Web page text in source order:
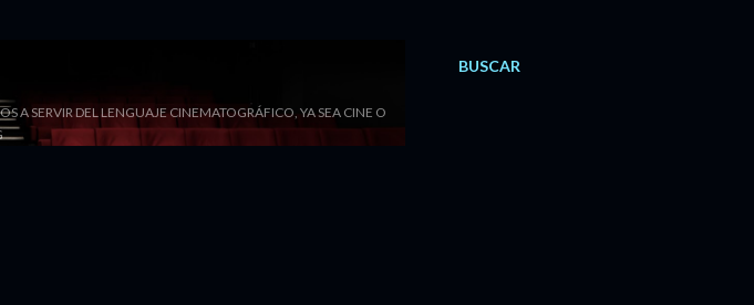
BUSCAR
A SERVIR DEL LENGUAJE CINEMATOGRÁFICO, YA SEA CINE O